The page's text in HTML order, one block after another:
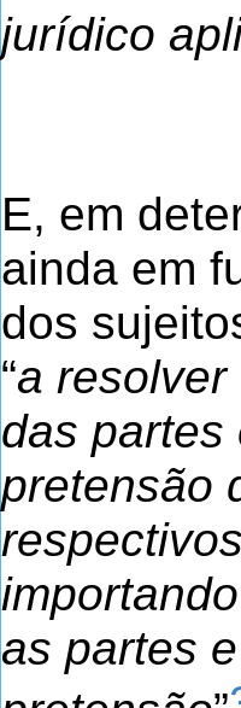
jurídico
E, em
ainda em
dos
“a resolver
das partes
pretensão
as partes